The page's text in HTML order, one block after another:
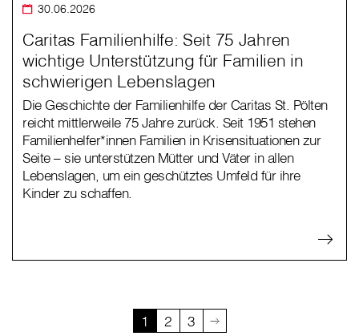
30.06.2026
Caritas Familienhilfe: Seit 75 Jahren
wichtige Unterstützung für Familien in
schwierigen Lebenslagen
Die Geschichte der Familienhilfe der Caritas St. Pölten
reicht mittlerweile 75 Jahre zurück. Seit 1951 stehen
Familienhelfer*innen Familien in Krisensituationen zur
Seite – sie unterstützen Mütter und Väter in allen
Lebenslagen, um ein geschütztes Umfeld für ihre
Kinder zu schaffen.
1 2 3